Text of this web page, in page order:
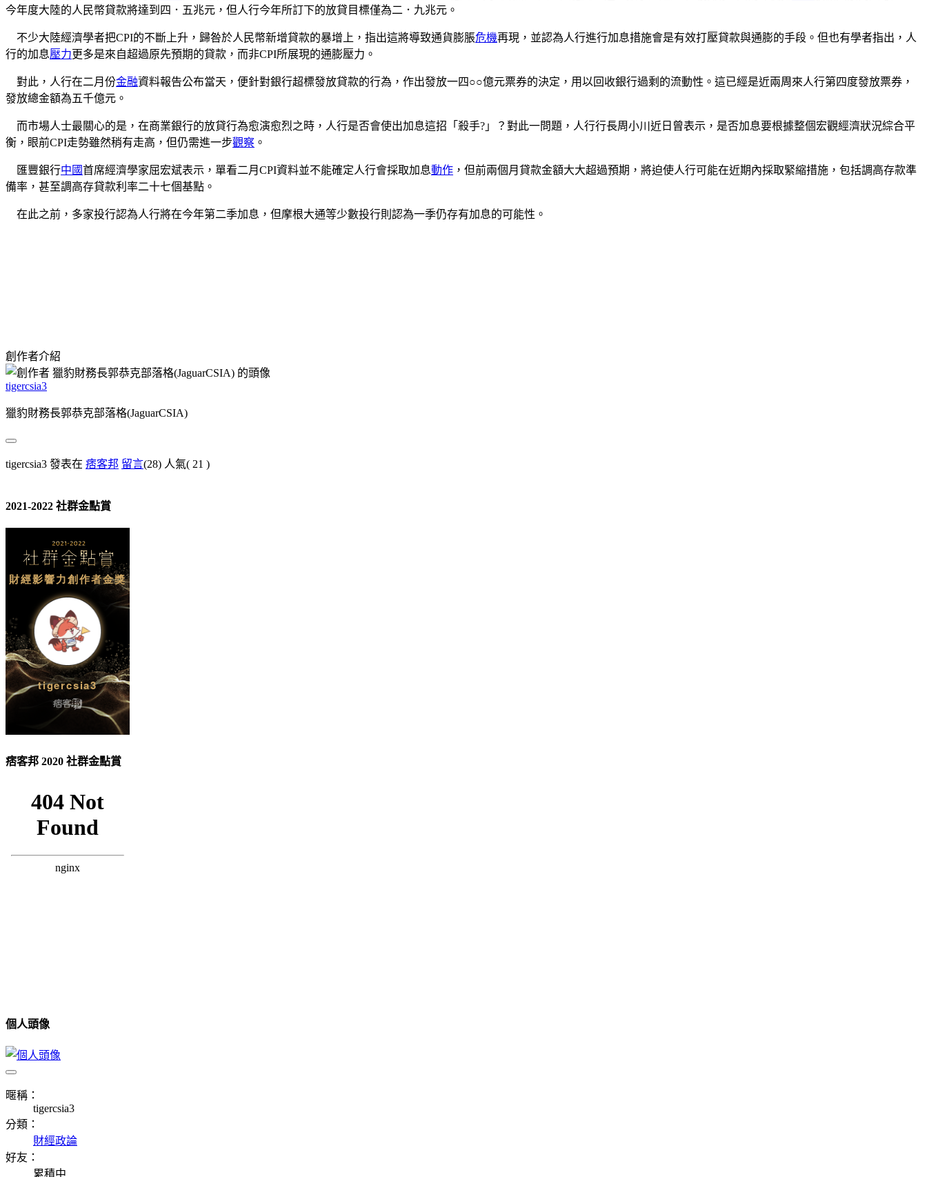
今年度大陸的人民幣貸款將達到四．五兆元，但人行今年所訂下的放貸目標僅為二．九兆元。
不少大陸經濟學者把CPI的不斷上升，歸咎於人民幣新增貸款的暴增上，指出這將導致通貨膨脹危機再現，並認為人行進行加息措施會是有效打壓貸款與通膨的手段。但也有學者指出，人
行的加息壓力更多是來自超過原先預期的貸款，而非CPI所展現的通膨壓力。
對此，人行在二月份金融資料報告公布當天，便針對銀行超標發放貸款的行為，作出發放一四○○億元票券的決定，用以回收銀行過剩的流動性。這已經是近兩周來人行第四度發放票券，
發放總金額為五千億元。
而市場人士最關心的是，在商業銀行的放貸行為愈演愈烈之時，人行是否會使出加息這招「殺手?」？對此一問題，人行行長周小川近日曾表示，是否加息要根據整個宏觀經濟狀況綜合平
衡，眼前CPI走勢雖然稍有走高，但仍需進一步觀察 。
匯豐銀行中國首席經濟學家屈宏斌表示，單看二月CPI資料並不能確定人行會採取加息動作 ，但前兩個月貸款金額大大超過預期，將迫使人行可能在近期內採取緊縮措施，包括調高存款準
備率，甚至調高存貸款利率二十七個基點。
在此之前，多家投行認為人行將在今年第二季加息，但摩根大通等少數投行則認為一季仍存有加息的可能性。
創作者介紹
tigercsia3
獵豹財務長郭恭克部落格(JaguarCSIA)
tigercsia3 發表在 痞客邦 留言(28) 人氣( 21 )
2021-2022 社群金點賞
痞客邦 2020 社群金點賞
個人頭像
暱稱：
tigercsia3
分類：
財經政論
好友：
累積中